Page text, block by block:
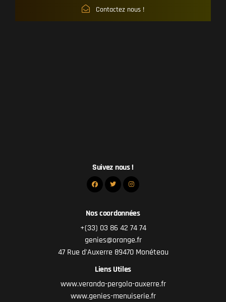
Contactez nous !
Suivez nous !
Nos coordonnées
+(33) 03 86 42 74 74
genies@orange.fr
47 Rue d'Auxerre 89470 Monéteau
Liens Utiles
www.veranda-pergola-auxerre.fr
www.genies-menuiserie.fr